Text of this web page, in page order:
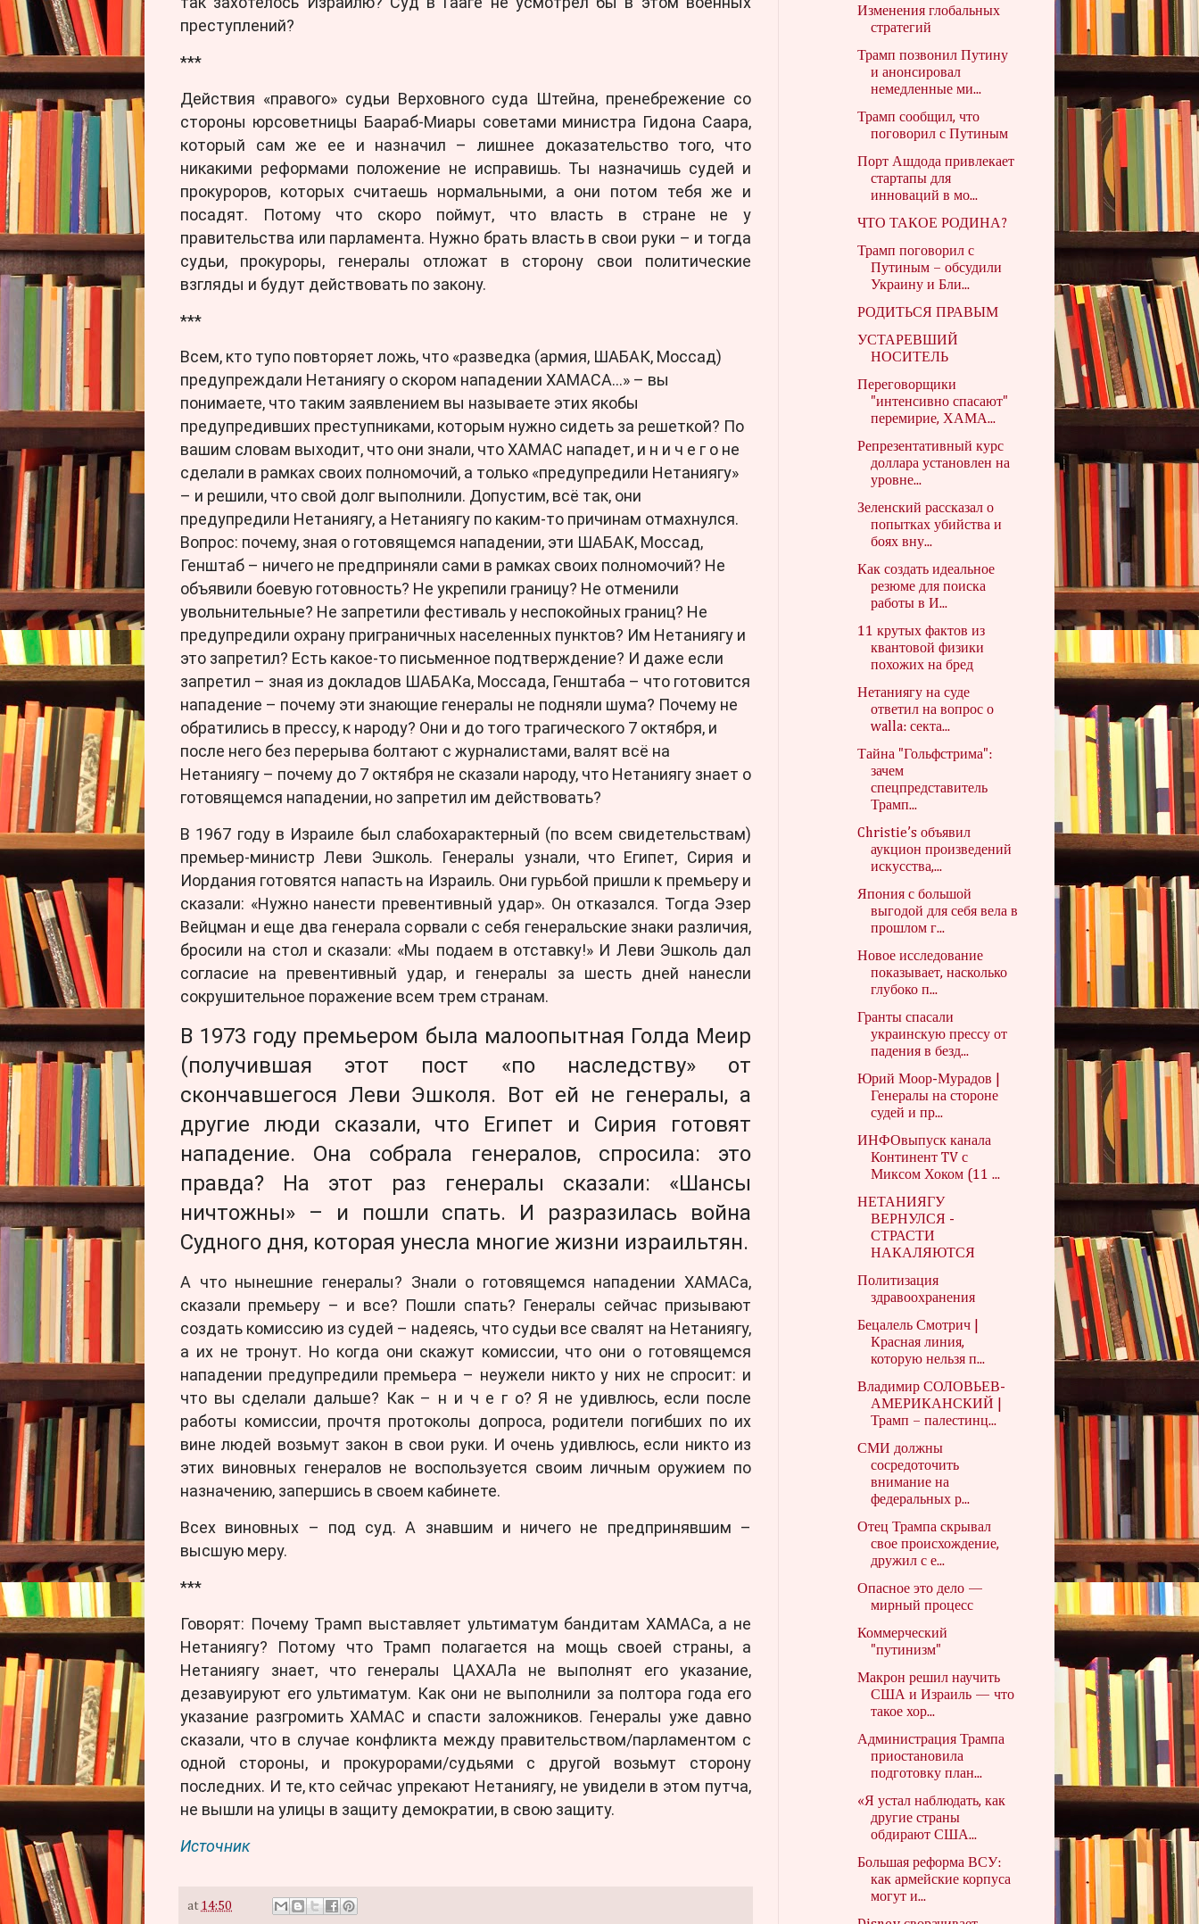
преступлений?
***
Действия «правого» судьи Верховного суда Штейна, пренебрежение со
стороны юрсоветницы Баараб-Миары советами министра Гидона Саара,
который сам же ее и назначил – лишнее доказательство того, что
никакими реформами положение не исправишь. Ты назначишь судей и
прокуроров, которых считаешь нормальными, а они потом тебя же и
посадят. Потому что скоро поймут, что власть в стране не у
правительства или парламента. Нужно брать власть в свои руки – и тогда
судьи, прокуроры, генералы отложат в сторону свои политические
взгляды и будут действовать по закону.
***
Всем, кто тупо повторяет ложь, что «разведка (армия, ШАБАК, Моссад)
предупреждали Нетаниягу о скором нападении ХАМАСА…» – вы
понимаете, что таким заявлением вы называете этих якобы
предупредивших преступниками, которым нужно сидеть за решеткой? По
вашим словам выходит, что они знали, что ХАМАС нападет, и н и ч е г о не
сделали в рамках своих полномочий, а только «предупредили Нетаниягу»
– и решили, что свой долг выполнили. Допустим, всё так, они
предупредили Нетаниягу, а Нетаниягу по каким-то причинам отмахнулся.
Вопрос: почему, зная о готовящемся нападении, эти ШАБАК, Моссад,
Генштаб – ничего не предприняли сами в рамках своих полномочий? Не
объявили боевую готовность? Не укрепили границу? Не отменили
увольнительные? Не запретили фестиваль у неспокойных границ? Не
предупредили охрану приграничных населенных пунктов? Им Нетаниягу и
это запретил? Есть какое-то письменное подтверждение? И даже если
запретил – зная из докладов ШАБАКа, Моссада, Генштаба – что готовится
нападение – почему эти знающие генералы не подняли шума? Почему не
обратились в прессу, к народу? Они и до того трагического 7 октября, и
после него без перерыва болтают с журналистами, валят всё на
Нетаниягу – почему до 7 октября не сказали народу, что Нетаниягу знает о
готовящемся нападении, но запретил им действовать?
В 1967 году в Израиле был слабохарактерный (по всем свидетельствам)
премьер-министр Леви Эшколь. Генералы узнали, что Египет, Сирия и
Иордания готовятся напасть на Израиль. Они гурьбой пришли к премьеру и
сказали: «Нужно нанести превентивный удар». Он отказался. Тогда Эзер
Вейцман и еще два генерала сорвали с себя генеральские знаки различия,
бросили на стол и сказали: «Мы подаем в отставку!» И Леви Эшколь дал
согласие на превентивный удар, и генералы за шесть дней нанесли
сокрушительное поражение всем трем странам.
В 1973 году премьером была малоопытная Голда Меир
(получившая этот пост «по наследству» от
скончавшегося Леви Эшколя. Вот ей не генералы, а
другие люди сказали, что Египет и Сирия готовят
нападение. Она собрала генералов, спросила: это
правда? На этот раз генералы сказали: «Шансы
ничтожны» – и пошли спать. И разразилась война
Судного дня, которая унесла многие жизни израильтян.
А что нынешние генералы? Знали о готовящемся нападении ХАМАСа,
сказали премьеру – и все? Пошли спать? Генералы сейчас призывают
создать комиссию из судей – надеясь, что судьи все свалят на Нетаниягу,
а их не тронут. Но когда они скажут комиссии, что они о готовящемся
нападении предупредили премьера – неужели никто у них не спросит: и
что вы сделали дальше? Как – н и ч е г о? Я не удивлюсь, если после
работы комиссии, прочтя протоколы допроса, родители погибших по их
вине людей возьмут закон в свои руки. И очень удивлюсь, если никто из
этих виновных генералов не воспользуется своим личным оружием по
назначению, запершись в своем кабинете.
Всех виновных – под суд. А знавшим и ничего не предпринявшим –
высшую меру.
***
Говорят: Почему Трамп выставляет ультиматум бандитам ХАМАСа, а не
Нетаниягу? Потому что Трамп полагается на мощь своей страны, а
Нетаниягу знает, что генералы ЦАХАЛа не выполнят его указание,
дезавуируют его ультиматум. Как они не выполнили за полтора года его
указание разгромить ХАМАС и спасти заложников. Генералы уже давно
сказали, что в случае конфликта между правительством/парламентом с
одной стороны, и прокурорами/судьями с другой возьмут сторону
последних. И те, кто сейчас упрекают Нетаниягу, не увидели в этом путча,
не вышли на улицы в защиту демократии, в свою защиту.
Источник
at 14:50
Изменения глобальных
стратегий
Трамп позвонил Путину
и анонсировал
немедленные ми...
Трамп сообщил, что
поговорил с Путиным
Порт Ашдода привлекает
стартапы для
инноваций в мо...
ЧТО ТАКОЕ РОДИНА?
Трамп поговорил с
Путиным – обсудили
Украину и Бли...
РОДИТЬСЯ ПРАВЫМ
УСТАРЕВШИЙ
НОСИТЕЛЬ
Переговорщики
"интенсивно спасают"
перемирие, ХАМА...
Репрезентативный курс
доллара установлен на
уровне...
Зеленский рассказал о
попытках убийства и
боях вну...
Как создать идеальное
резюме для поиска
работы в И...
11 крутых фактов из
квантовой физики
похожих на бред
Нетаниягу на суде
ответил на вопрос о
walla: секта...
Тайна "Гольфстрима":
зачем
спецпредставитель
Трамп...
Christie’s объявил
аукцион произведений
искусства,...
Япония с большой
выгодой для себя вела в
прошлом г...
Новое исследование
показывает, насколько
глубоко п...
Гранты спасали
украинскую прессу от
падения в безд...
Юрий Моор-Мурадов |
Генералы на стороне
судей и пр...
ИНФОвыпуск канала
Континент TV с
Миксом Хоком (11 ...
НЕТАНИЯГУ
ВЕРНУЛСЯ -
СТРАСТИ
НАКАЛЯЮТСЯ
Политизация
здравоохранения
Бецалель Смотрич |
Красная линия,
которую нельзя п...
Владимир СОЛОВЬЕВ-
АМЕРИКАНСКИЙ |
Трамп – палестинц...
СМИ должны
сосредоточить
внимание на
федеральных р...
Отец Трампа скрывал
свое происхождение,
дружил с е...
Опасное это дело —
мирный процесс
Коммерческий
"путинизм"
Макрон решил научить
США и Израиль — что
такое хор...
Администрация Трампа
приостановила
подготовку план...
«Я устал наблюдать, как
другие страны
обдирают США...
Большая реформа ВСУ:
как армейские корпуса
могут и...